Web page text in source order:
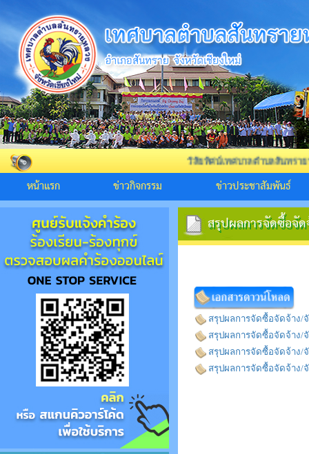
วิสัยทัศน์เทศบาลตำบลสันทรายหลวง "สั
หน้าแรก ข่าวกิจกรรม ข่าวประชาสัมพันธ์
สรุปผลการจัดซื้อจั
สรุปผลการจัดซื้อจั
สรุปผลการจัดซื้อจัดจ้าง/
สรุปผลการจัดซื้อจัดจ้าง/
สรุปผลการจัดซื้อจัดจ้าง/
สรุปผลการจัดซื้อจัดจ้าง/